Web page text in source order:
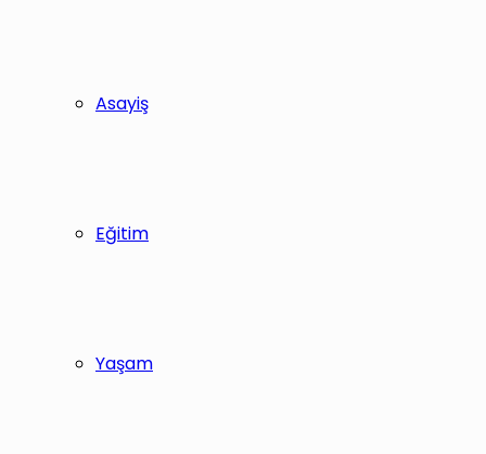
Asayiş
Eğitim
Yaşam